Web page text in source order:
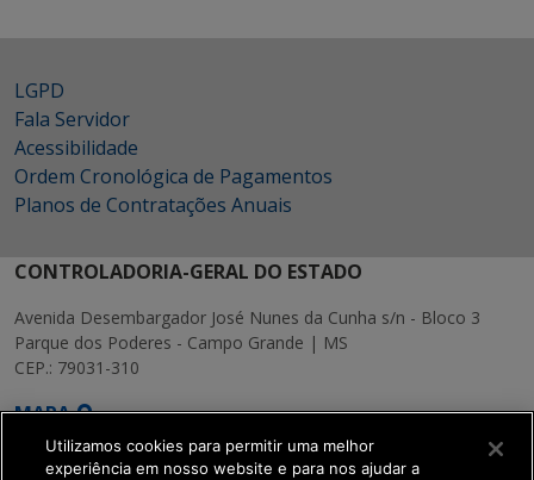
LGPD
Fala Servidor
Acessibilidade
Ordem Cronológica de Pagamentos
Planos de Contratações Anuais
CONTROLADORIA-GERAL DO ESTADO
Avenida Desembargador José Nunes da Cunha s/n - Bloco 3
Parque dos Poderes - Campo Grande | MS
CEP.: 79031-310
MAPA
Utilizamos cookies para permitir uma melhor
experiência em nosso website e para nos ajudar a